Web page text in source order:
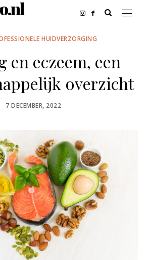
HUIDVERZORGING
en eczeem, een
overzicht
POSTED
7 DECEMBER, 2022